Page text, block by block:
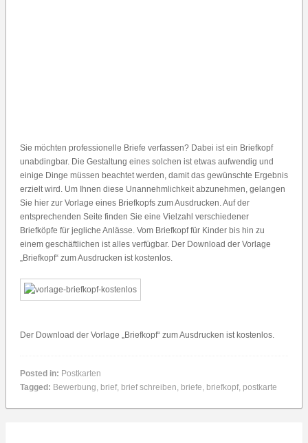
Sie möchten professionelle Briefe verfassen? Dabei ist ein Briefkopf
unabdingbar. Die Gestaltung eines solchen ist etwas aufwendig und
einige Dinge müssen beachtet werden, damit das gewünschte Ergebnis
erzielt wird. Um Ihnen diese Unannehmlichkeit abzunehmen, gelangen
Sie hier zur Vorlage eines Briefkopfs zum Ausdrucken. Auf der
entsprechenden Seite finden Sie eine Vielzahl verschiedener
Briefköpfe für jegliche Anlässe. Vom Briefkopf für Kinder bis hin zu
einem geschäftlichen ist alles verfügbar. Der Download der Vorlage
„Briefkopf“ zum Ausdrucken ist kostenlos.
Der Download der Vorlage „Briefkopf“ zum Ausdrucken ist kostenlos.
Posted in: Postkarten
Tagged: Bewerbung, brief, brief schreiben, briefe, briefkopf, postkarte